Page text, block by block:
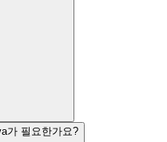
가 필요한가요?